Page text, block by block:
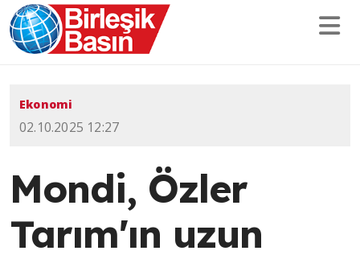
Ekonomi
02.10.2025 12:27
Mondi, Özler
Tarım'ın uzun